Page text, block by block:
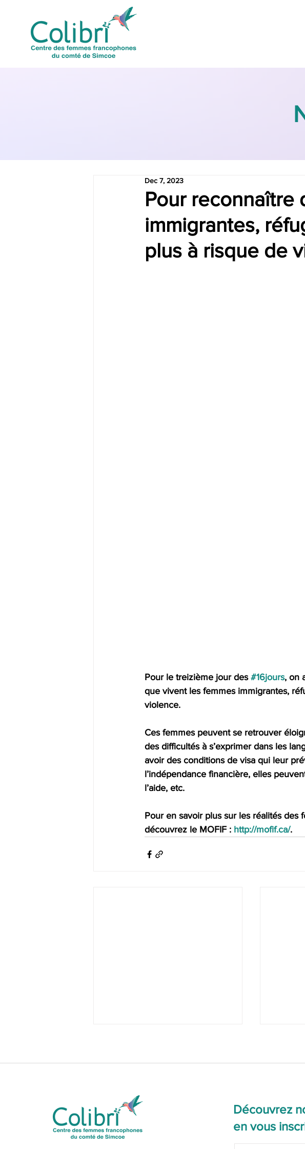
Pour reconnaître
immigrantes,
plus à risque de
Dec 7, 2023
Pour le treizième jour des #16jours, on
que vivent les femmes immigrantes,
violence.
Ces femmes peuvent se retrouver
des difficultés à s’exprimer dans les
avoir des conditions de visa qui leur
l’indépendance financière, elles
l’aide, etc.
Pour en savoir plus sur les réalités des
découvrez le MOFIF : http://mofif.ca/.
Pour crier haut et fort que
vivre sans violence est un
Pour
Découvrez
en vous